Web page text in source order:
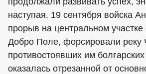
наступая. 19 сентября войска
прорыв на центральном
Добро Поле, форсировали реку
противостоявших им
оказалась отрезанной от